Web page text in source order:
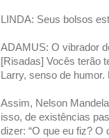
LINDA: Seus bolsos
ADAMUS: O vibrador
[Risadas] Vocês terão
Larry, senso de humor.
Assim, Nelson
isso, de existências
dizer: “O que eu fiz? O